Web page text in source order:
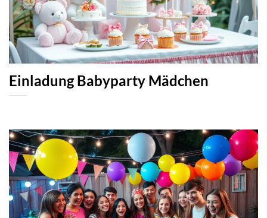
Einladung Babyparty Mädchen